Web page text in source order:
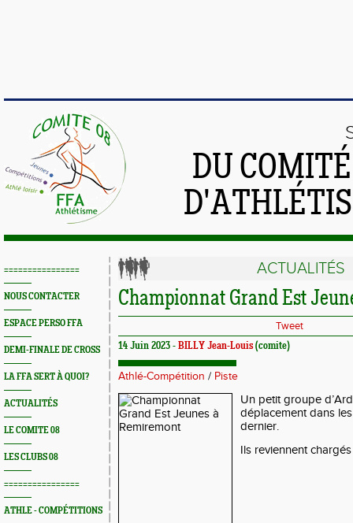
DU
================
NOUS CONTACTER
ESPACE PERSO FFA
DEMI-FINALE DE CROSS
LA FFA SERT À QUOI?
ACTUALITÉS
LE COMITE 08
LES CLUBS 08
================
ATHLE - COMPÉTITIONS
ACTUALITÉS
Championnat Grand Est
Tweet
14 Juin 2023 - BILLY Jean-Louis(comite)
Athlé-Compétition / Piste
Un petit groupe
déplacement dans
dernier.
Ils reviennent